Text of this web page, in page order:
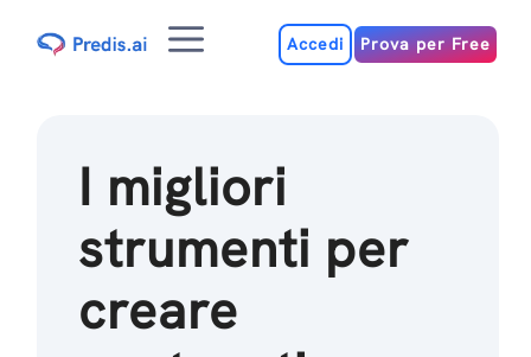
MenuAccedi Prova per Free
I migliori
strumenti per
creare